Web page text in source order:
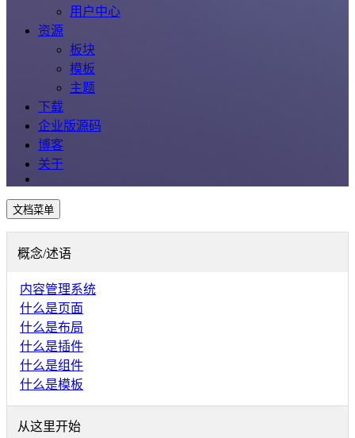
用户中心
资源
板块
模板
主题
下载
企业版源码
博客
关于
文档菜单
概念/述语
内容管理系统
什么是页面
什么是布局
什么是插件
什么是组件
什么是模板
从这里开始